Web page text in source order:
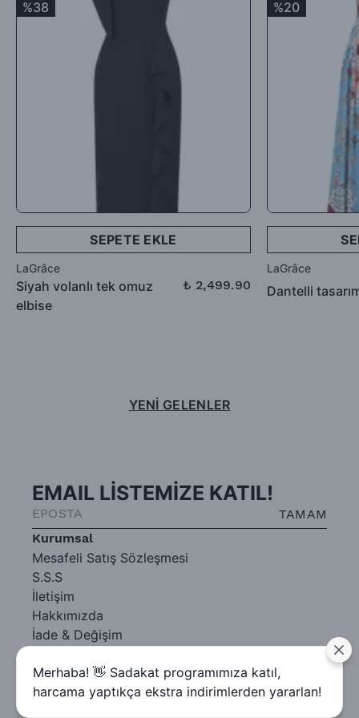
iadesi talep edebilirsiniz.
%38
SEPETE EKLE
LaGrâce
Siyah volanlı tek omuz
elbise
₺ 2,499.90
%20
LaGrâce
Dantelli
YENİ GELENLER
Kurumsal
Mesafeli Satış Sözleşmesi
S.S.S
İletişim
Hakkımızda
İade & Değişim
EMAIL LİSTEMİZE KATIL!
TAMAM
Merhaba! 👋 Sadakat programımıza katıl,
harcama yaptıkça ekstra indirimlerden yararlan!